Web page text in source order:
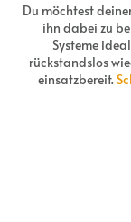
Du möchtest
ihn dabei zu
Systeme
rückstandslos
einsatzbereit.